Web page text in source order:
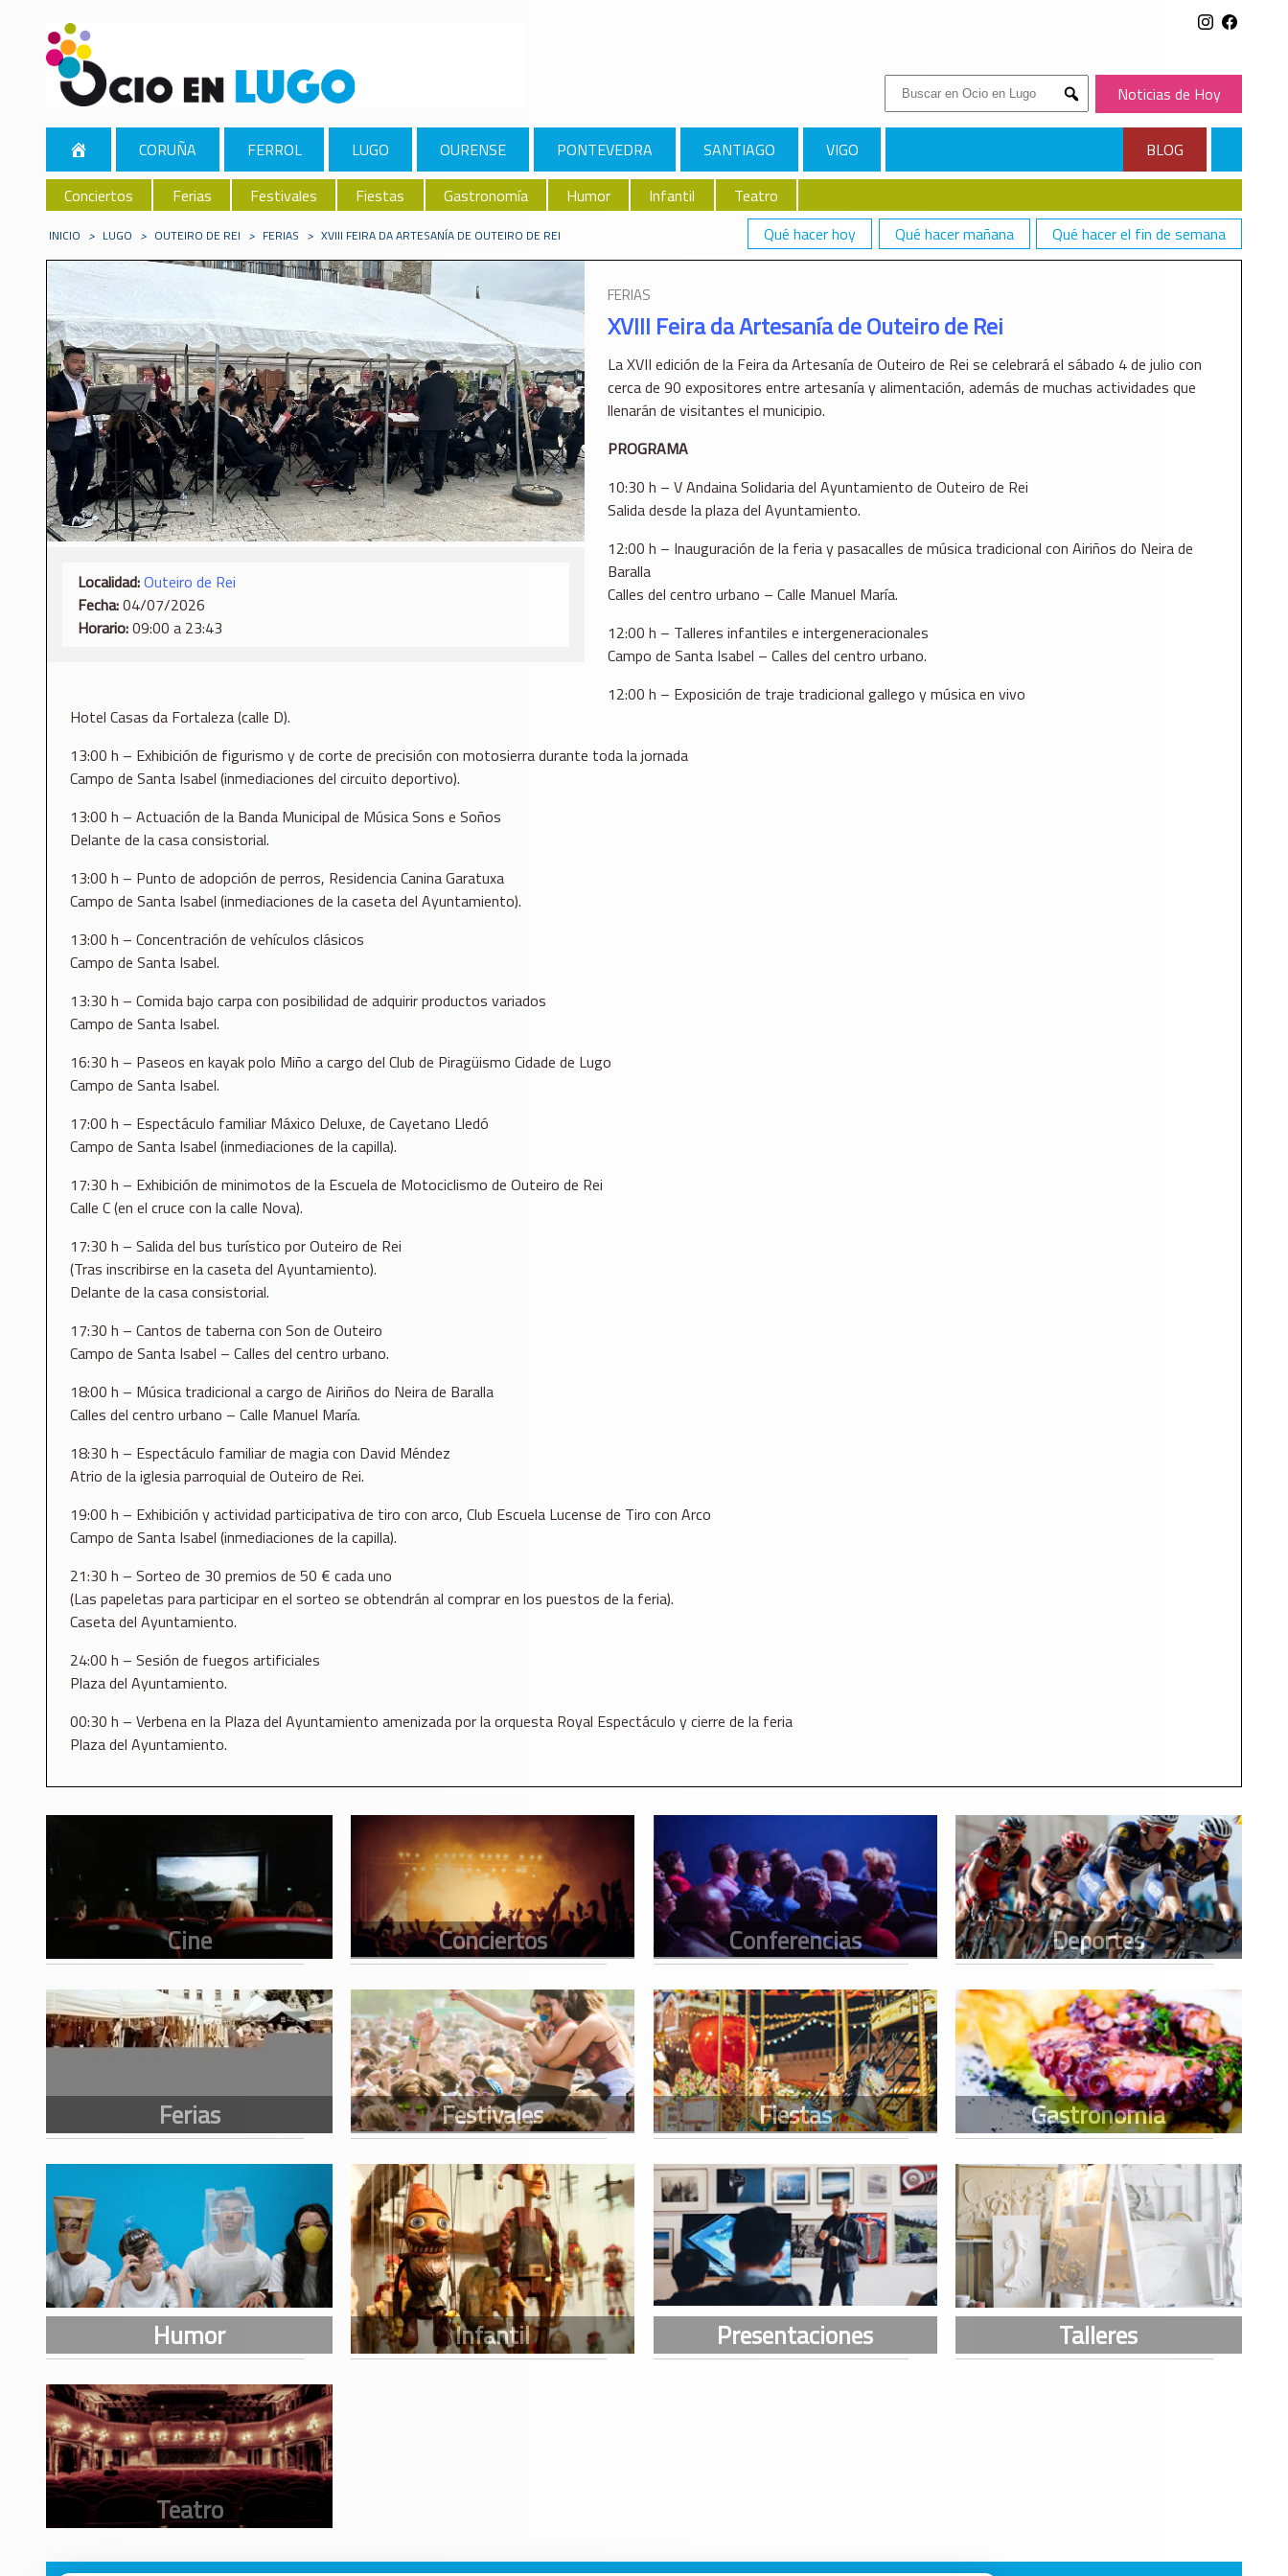
Buscar:
Submit
Noticias de Hoy
CORUÑA FERROL LUGO OURENSE PONTEVEDRA SANTIAGO VIGO
BLOG
Conciertos
Ferias Festivales Fiestas Gastronomía Humor Infantil
Teatro
Qué hacer hoy
Qué hacer mañana Qué hacer el fin de semana
INICIO > LUGO > OUTEIRO DE REI > FERIAS > XVIII FEIRA DA ARTESANÍA DE OUTEIRO DE REI
Localidad:Outeiro de Rei
Fecha:04/07/2026
Horario:09:00 a 23:43
FERIAS
XVIII Feira da Artesanía de Outeiro de Rei
La XVII edición de la Feira da Artesanía de Outeiro de Rei se celebrará el sábado 4 de julio con
cerca de 90 expositores entre artesanía y alimentación, además de muchas actividades que
llenarán de visitantes el municipio.
PROGRAMA
10:30 h – V Andaina Solidaria del Ayuntamiento de Outeiro de Rei
Salida desde la plaza del Ayuntamiento.
12:00 h – Inauguración de la feria y pasacalles de música tradicional con Airiños do Neira de
Baralla
Calles del centro urbano – Calle Manuel María.
12:00 h – Talleres infantiles e intergeneracionales
Campo de Santa Isabel – Calles del centro urbano.
12:00 h – Exposición de traje tradicional gallego y música en vivo
Hotel Casas da Fortaleza (calle D).
13:00 h – Exhibición de figurismo y de corte de precisión con motosierra durante toda la jornada
Campo de Santa Isabel (inmediaciones del circuito deportivo).
13:00 h – Actuación de la Banda Municipal de Música Sons e Soños
Delante de la casa consistorial.
13:00 h – Punto de adopción de perros, Residencia Canina Garatuxa
Campo de Santa Isabel (inmediaciones de la caseta del Ayuntamiento).
13:00 h – Concentración de vehículos clásicos
Campo de Santa Isabel.
13:30 h – Comida bajo carpa con posibilidad de adquirir productos variados
Campo de Santa Isabel.
16:30 h – Paseos en kayak polo Miño a cargo del Club de Piragüismo Cidade de Lugo
Campo de Santa Isabel.
17:00 h – Espectáculo familiar Máxico Deluxe, de Cayetano Lledó
Campo de Santa Isabel (inmediaciones de la capilla).
17:30 h – Exhibición de minimotos de la Escuela de Motociclismo de Outeiro de Rei
Calle C (en el cruce con la calle Nova).
17:30 h – Salida del bus turístico por Outeiro de Rei
(Tras inscribirse en la caseta del Ayuntamiento).
Delante de la casa consistorial.
17:30 h – Cantos de taberna con Son de Outeiro
Campo de Santa Isabel – Calles del centro urbano.
18:00 h – Música tradicional a cargo de Airiños do Neira de Baralla
Calles del centro urbano – Calle Manuel María.
18:30 h – Espectáculo familiar de magia con David Méndez
Atrio de la iglesia parroquial de Outeiro de Rei.
19:00 h – Exhibición y actividad participativa de tiro con arco, Club Escuela Lucense de Tiro con Arco
Campo de Santa Isabel (inmediaciones de la capilla).
21:30 h – Sorteo de 30 premios de 50 € cada uno
(Las papeletas para participar en el sorteo se obtendrán al comprar en los puestos de la feria).
Caseta del Ayuntamiento.
24:00 h – Sesión de fuegos artificiales
Plaza del Ayuntamiento.
00:30 h – Verbena en la Plaza del Ayuntamiento amenizada por la orquesta Royal Espectáculo y cierre de la feria
Plaza del Ayuntamiento.